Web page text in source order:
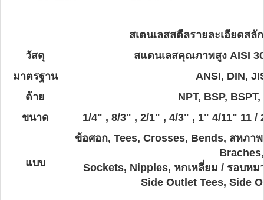
สเตนเลสสตีลรายละเอียดสลั
วัสดุ
สแตนเลสคุณภาพสูง AISI
มาตรฐาน
ANSI, DIN,
ด้าย
NPT, BSP,
ขนาด
1/4" , 8/3" , 2/1" , 4/3" , 1" 4/11" 11
แบบ
ข้อศอก, Tees, Crosses, Bends, สหภา
Braches,
Sockets, Nipples, หกเหลี่ยม / รอบห
Side Outlet Tees, Side